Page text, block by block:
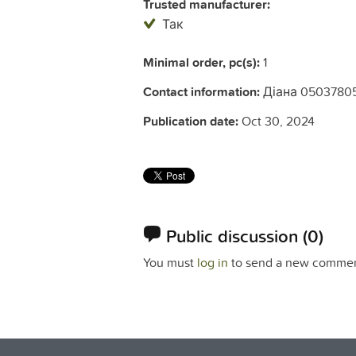
Trusted manufacturer:
Так
Minimal order, pc(s):1
Contact information:Діана
Publication date:Oct 30, 2024
Public discussion (0)
You must log in to send a new